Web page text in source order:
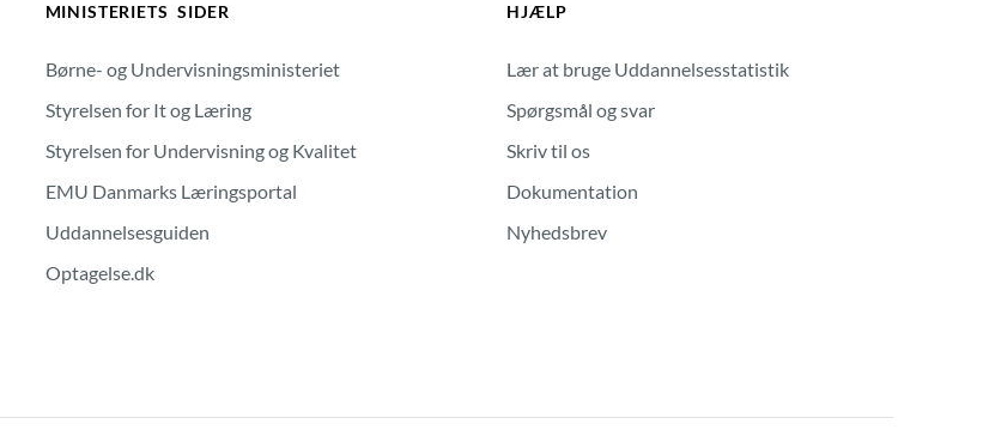
MINISTERIETS SIDER
Børne- og Undervisningsministeriet
Styrelsen for It og Læring
Styrelsen for Undervisning og Kvalitet
EMU Danmarks Læringsportal
Uddannelsesguiden
Optagelse.dk
HJÆLP
Lær at bruge Uddannelsesstatistik
Spørgsmål og svar
Skriv til os
Dokumentation
Nyhedsbrev